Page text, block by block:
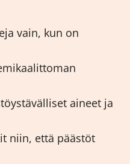
vain, kun on
aineet ja
niin, että päästöt